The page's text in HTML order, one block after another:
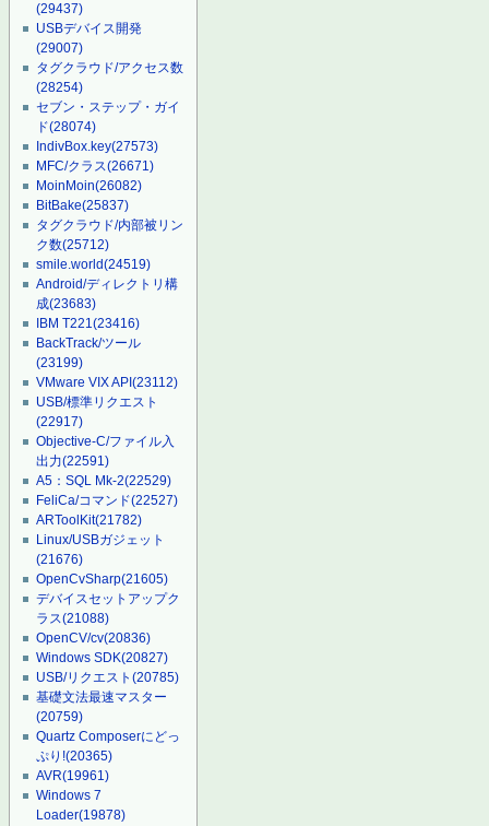
(29437)
USBデバイス開発
(29007)
タグクラウド/アクセス数
(28254)
セブン・ステップ・ガイ
ド(28074)
IndivBox.key(27573)
MFC/クラス(26671)
MoinMoin(26082)
BitBake(25837)
タグクラウド/内部被リン
ク数(25712)
smile.world(24519)
Android/ディレクトリ構
成(23683)
IBM T221(23416)
BackTrack/ツール
(23199)
VMware VIX API(23112)
USB/標準リクエスト
(22917)
Objective-C/ファイル入
出力(22591)
A5：SQL Mk-2(22529)
FeliCa/コマンド(22527)
ARToolKit(21782)
Linux/USBガジェット
(21676)
OpenCvSharp(21605)
デバイスセットアップク
ラス(21088)
OpenCV/cv(20836)
Windows SDK(20827)
USB/リクエスト(20785)
基礎文法最速マスター
(20759)
Quartz Composerにどっ
ぷり!(20365)
AVR(19961)
Windows 7
Loader(19878)